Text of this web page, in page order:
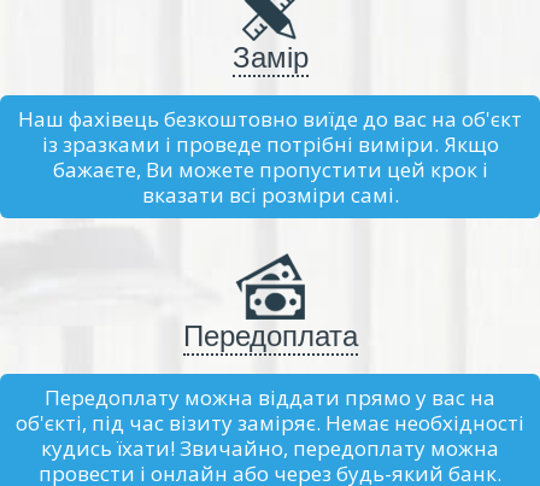
Замір
Наш фахівець безкоштовно виїде до вас на об'єкт
із зразками і проведе потрібні виміри. Якщо
бажаєте, Ви можете пропустити цей крок і
вказати всі розміри самі.
Передоплата
Передоплату можна віддати прямо у вас на
об'єкті, під час візиту заміряє. Немає необхідності
кудись їхати! Звичайно, передоплату можна
провести і онлайн або через будь-який банк.